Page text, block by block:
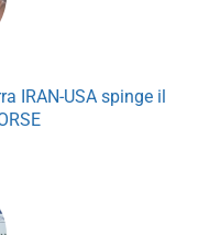
IRAN-USA spinge il